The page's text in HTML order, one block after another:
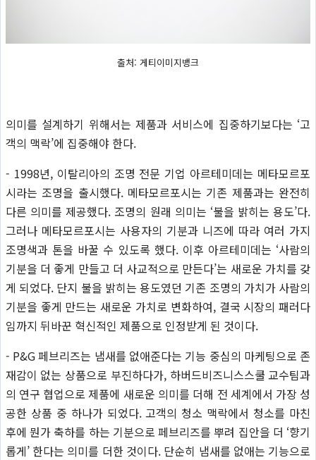
출처: 게티이미지뱅크
의미를 설계하기 위해서는 제품과 서비스에 집중하기보다는 ‘고
객의 맥락’에 집중해야 한다.
- 1998년, 이탈리아의 조명 전문 기업 아르테미데는 메타모르포
시라는 조명을 출시했다. 메타모르포시는 기존 제품과는 완전히
다른 의미를 제공했다. 조명의 원래 의미는 ‘불을 밝히는 용도’다.
그러나 메타모르포시는 사용자의 기분과 니즈에 따라 여러 가지
조명색과 톤을 바꿀 수 있도록 했다. 이후 아르테미데는 ‘사람의
기분을 더 좋게 만들고 더 사교적으로 만든다’는 새로운 가치를 갖
게 되었다. 단지 불을 밝히는 용도였던 기존 조명의 가치가 사람의
기분을 좋게 만드는 새로운 가치로 변화하여, 결국 시장의 패러다
임까지 뒤바꾼 혁신적인 제품으로 인정받게 된 것이다.
- P&G 페브리즈는 냄새를 없애준다는 기능 중심의 마케팅으로 존
재감이 없는 상품으로 부진하다가, 하버드비즈니스스쿨 교수팀과
의 연구 협업으로 제품에 새로운 의미를 더해 전 세계에서 가장 성
공한 상품 중 하나가 되었다. 고객의 청소 맥락에서 청소를 마친
후에 뭔가 축하를 하는 기분으로 페브리즈를 뿌려 집안을 더 ‘향기
롭게’ 한다는 의미를 더한 것이다. 단순히 냄새를 없애는 기능으로